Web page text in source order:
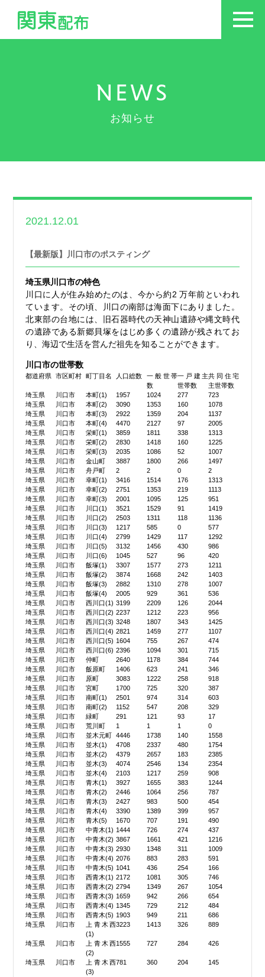
NEWS
お知らせ
2021.12.01
【最新版】川口市のポスティング
埼玉県川口市の特色
川口に人が住み始めたのは、今から約2 万年前といわれ
ています。その頃、川口の南部は海面下にありました。
北東部の台地には、旧石器時代の天神山遺跡や縄文時代
の遺跡である新郷貝塚をはじめ多くの遺跡が残されてお
り、海辺で生活を営んだ祖先を知ることができます。
川口市の世帯数
都道府県 市区町村 町丁目名 人口総数
一般世帯
数
一戸建主
世帯数
共同住宅
主世帯数
埼玉県
川口市 本町(1) 1957 1024 277
723
埼玉県
川口市 本町(2) 3090 1353 160
1078
埼玉県
川口市 本町(3) 2922 1359 204
1137
埼玉県
川口市 本町(4) 4470 2127 97
2005
埼玉県
川口市 栄町(1) 3859 1811 338
1313
埼玉県
川口市 栄町(2) 2830 1418 160
1225
埼玉県
川口市 栄町(3) 2035 1086 52
1007
埼玉県
川口市 金山町 3887 1800 266
1497
埼玉県
川口市 舟戸町 2 2 0
2
埼玉県
川口市 幸町(1) 3416 1514 176
1313
埼玉県
川口市 幸町(2) 2751 1353 219
1113
埼玉県
川口市 幸町(3) 2001 1095 125
951
埼玉県
川口市 川口(1) 3521 1529 91
1419
埼玉県
川口市 川口(2) 2503 1311 118
1136
埼玉県
川口市 川口(3) 1217 585 0
577
埼玉県
川口市 川口(4) 2799 1429 117
1292
埼玉県
川口市 川口(5) 3132 1456 430
986
埼玉県
川口市 川口(6) 1045 527 96
420
埼玉県
川口市 飯塚(1) 3307 1577 273
1211
埼玉県
川口市 飯塚(2) 3874 1668 242
1403
埼玉県
川口市 飯塚(3) 2882 1310 278
1007
埼玉県
川口市 飯塚(4) 2005 929 361
536
埼玉県
川口市 西川口(1) 3199 2209 126
2044
埼玉県
川口市 西川口(2) 2237 1212 223
956
埼玉県
川口市 西川口(3) 3248 1807 343
1425
埼玉県
川口市 西川口(4) 2821 1459 277
1107
埼玉県
川口市 西川口(5) 1604 755 267
474
埼玉県
川口市 西川口(6) 2396 1094 301
715
埼玉県
川口市 仲町 2640 1178 384
744
埼玉県
川口市 飯原町 1406 623 241
346
埼玉県
川口市 原町 3083 1222 258
918
埼玉県
川口市 宮町 1700 725 320
387
埼玉県
川口市 南町(1) 2501 974 314
603
埼玉県
川口市 南町(2) 1152 547 208
329
埼玉県
川口市 緑町 291 121 93
17
埼玉県
川口市 荒川町 1 1 1
0
埼玉県
川口市 並木元町 4446 1738 140
1558
埼玉県
川口市 並木(1) 4708 2337 480
1754
埼玉県
川口市 並木(2) 4379 2657 183
2385
埼玉県
川口市 並木(3) 4074 2546 134
2354
埼玉県
川口市 並木(4) 2103 1217 259
908
埼玉県
川口市 青木(1) 3927 1655 383
1244
埼玉県
川口市 青木(2) 2446 1064 256
787
埼玉県
川口市 青木(3) 2427 983 500
454
埼玉県
川口市 青木(4) 3390 1389 399
957
埼玉県
川口市 青木(5) 1670 707 191
490
埼玉県
川口市 中青木(1) 1444 726 274
437
埼玉県
川口市 中青木(2) 3867 1661 421
1216
埼玉県
川口市 中青木(3) 2930 1348 311
1009
埼玉県
川口市 中青木(4) 2076 883 283
591
埼玉県
川口市 中青木(5) 1041 436 254
166
埼玉県
川口市 西青木(1) 2172 1081 305
746
埼玉県
川口市 西青木(2) 2794 1349 267
1054
埼玉県
川口市 西青木(3) 1659 942 266
654
埼玉県
川口市 西青木(4) 1345 729 212
484
埼玉県
川口市 西青木(5) 1903 949 211
686
埼玉県
川口市
上青木西
(1)
3223 1413 326 889
埼玉県 川口市
上青木西
(2)
1555 727 284 426
埼玉県 川口市
上青木西
(3)
781 360 204 145